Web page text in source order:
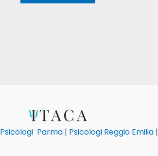
Psicologi Parma| Psicologi Reggio Emilia|